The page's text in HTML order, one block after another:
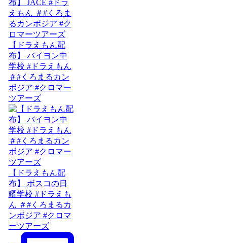
【ドラえもん配
布】 バイヨン中
学校 #ドラえもん
＃#くろまるカン
ボジア #クロマー
ツアーズ
【ドラえもん配
布】 ボスコの日
曜学校 #ドラえも
ん ＃#くろまるカ
ンボジア #クロマ
ーツアーズ